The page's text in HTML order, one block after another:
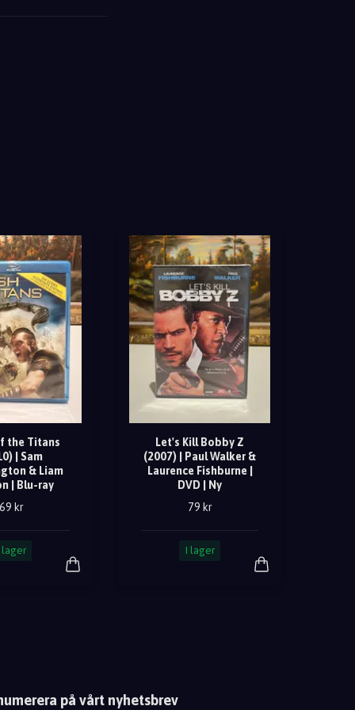
the Titans
| Sam
& Liam
| Blu-ray
69 kr
lager
Let's Kill Bobby Z
(2007) | Paul Walker &
Laurence Fishburne |
DVD | Ny
79 kr
I lager
på vårt nyhetsbrev